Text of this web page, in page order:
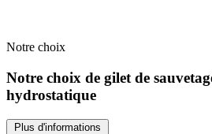
Notre choix
Notre choix de gilet de
hydrostatique
Plus d'informations